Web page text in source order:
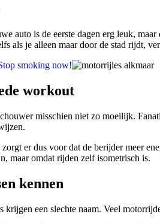
auto is de eerste dagen erg leuk,
als je alleen maar door de stad rijdt,
smoking now!
workout
misschien niet zo moeilijk.
er dus voor dat de berijder meer
maar omdat rijden zelf isometrisch is.
kennen
krijgen een slechte naam. Veel